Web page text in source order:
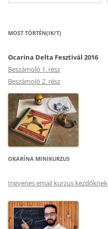
MOST TÖRTÉN(IK/T)
Ocarina Delta Fesztivál 2016
Beszámoló 1. rész
Beszámoló 2. rész
OKARÍNA MINIKURZUS
Ingyenes email kurzus kezdőknek